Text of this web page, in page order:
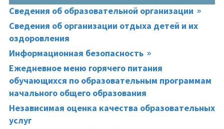
Сведения об образовательной организации
Сведения об организации отдыха детей и их
оздоровления
Информационная безопасность
Ежедневное меню горячего питания
обучающихся по образовательным программам
начального общего образования
Независимая оценка качества образовательных
услуг